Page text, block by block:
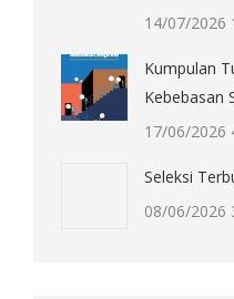
14/07/2026
Kumpulan
Kebebasan
17/06/2026
Seleksi
08/06/2026